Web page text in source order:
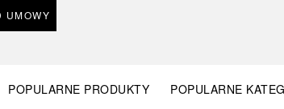
UMOWY
POPULARNE PRODUKTY
POPULARNE